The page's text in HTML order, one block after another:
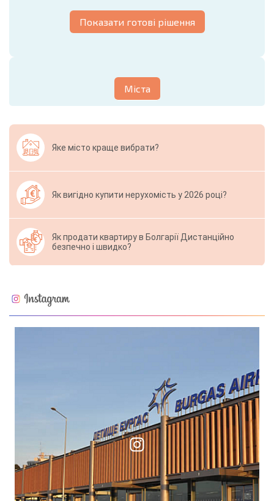
Показати готові рішення
Міста
Яке місто краще вибрати?
Як вигідно купити нерухомість у 2026 році?
Як продати квартиру в Болгарії Дистанційно
безпечно і швидко?